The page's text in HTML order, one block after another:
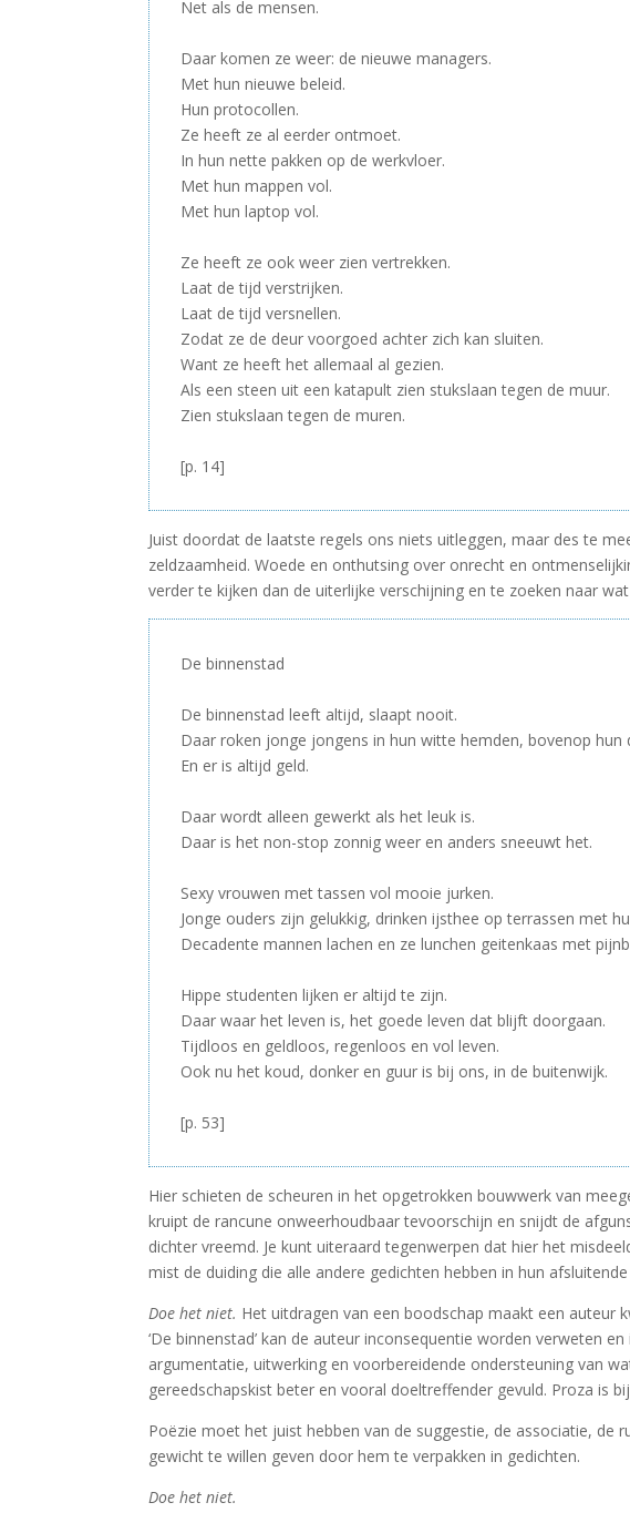
Net als de mensen.
Daar komen ze weer: de nieuwe managers.
Met hun nieuwe beleid.
Hun protocollen.
Ze heeft ze al eerder ontmoet.
In hun nette pakken op de werkvloer.
Met hun mappen vol.
Met hun laptop vol.
Ze heeft ze ook weer zien vertrekken.
Laat de tijd verstrijken.
Laat de tijd versnellen.
Zodat ze de deur voorgoed achter zich kan sluiten.
Want ze heeft het allemaal al gezien.
Als een steen uit een katapult zien stukslaan tegen de muur.
Zien stukslaan tegen de muren.
[p. 14]
Juist doordat de laatste regels ons niets uitleggen, maar des te
zeldzaamheid. Woede en onthutsing over onrecht en
verder te kijken dan de uiterlijke verschijning en te zoeken naar
De binnenstad
De binnenstad leeft altijd, slaapt nooit.
Daar roken jonge jongens in hun witte hemden, bovenop hun
En er is altijd geld.
Daar wordt alleen gewerkt als het leuk is.
Daar is het non-stop zonnig weer en anders sneeuwt het.
Sexy vrouwen met tassen vol mooie jurken.
Jonge ouders zijn gelukkig, drinken ijsthee op terrassen met
Decadente mannen lachen en ze lunchen geitenkaas met
Hippe studenten lijken er altijd te zijn.
Daar waar het leven is, het goede leven dat blijft doorgaan.
Tijdloos en geldloos, regenloos en vol leven.
Ook nu het koud, donker en guur is bij ons, in de buitenwijk.
[p. 53]
Hier schieten de scheuren in het opgetrokken bouwwerk van
kruipt de rancune onweerhoudbaar tevoorschijn en snijdt de
dichter vreemd. Je kunt uiteraard tegenwerpen dat hier het
mist de duiding die alle andere gedichten hebben in hun
Doe het niet. Het uitdragen van een boodschap maakt een auteur
‘De binnenstad’ kan de auteur inconsequentie worden verweten
argumentatie, uitwerking en voorbereidende ondersteuning van
gereedschapskist beter en vooral doeltreffender gevuld. Proza is
Poëzie moet het juist hebben van de suggestie, de associatie,
gewicht te willen geven door hem te verpakken in gedichten.
Doe het niet.